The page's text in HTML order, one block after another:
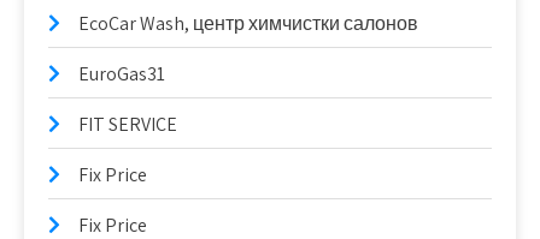
EcoCar Wash, центр химчистки салонов
EuroGas31
FIT SERVICE
Fix Price
Fix Price